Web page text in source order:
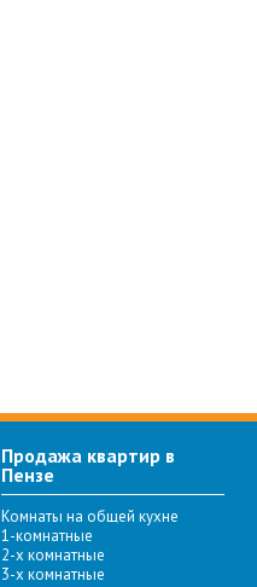
Продажа квартир в
Пензе
Комнаты на общей кухне
1-комнатные
2-х комнатные
3-х комнатные